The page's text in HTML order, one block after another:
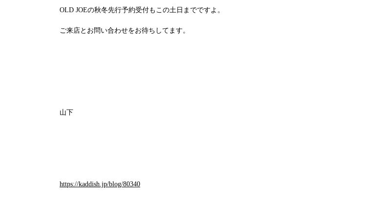
OLD JOEの秋冬先行予約受付もこの土日までですよ。
ご来店とお問い合わせをお待ちしてます。
山下
https://kaddish.jp/blog/80340